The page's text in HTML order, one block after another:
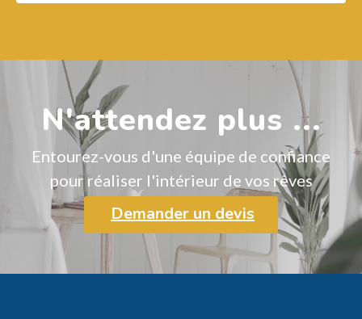
N'attendez plus ...
Entourez-vous d'une équipe de confiance
pour réaliser l'intérieur de vos rêves
Demander un devis